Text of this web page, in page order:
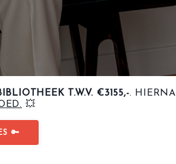
T.W.V. €3155,-. HIERNA
💥
🔑